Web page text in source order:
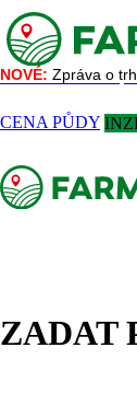
NAŠE SLUŽBY
NOVÉ: Zpráva o
CENA PŮDY
NOVÉ: Zpráva o
ZADAT